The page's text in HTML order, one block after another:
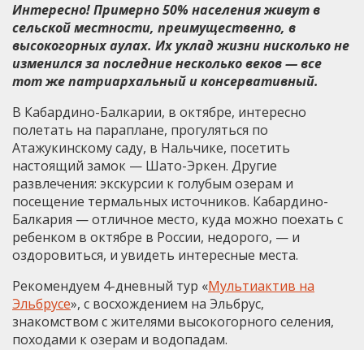
Интересно! Примерно 50% населения живут в
сельской местности, преимущественно, в
высокогорных аулах. Их уклад жизни нисколько не
изменился за последние несколько веков — все
тот же патриархальный и консервативный.
В Кабардино-Балкарии, в октябре, интересно
полетать на параплане, прогуляться по
Атажукинскому саду, в Нальчике, посетить
настоящий замок — Шато-Эркен. Другие
развлечения: экскурсии к голубым озерам и
посещение термальных источников. Кабардино-
Балкария — отличное место, куда можно поехать с
ребенком в октябре в России, недорого, — и
оздоровиться, и увидеть интересные места.
Рекомендуем 4-дневный тур «Мультиактив на
Эльбрусе», с восхождением на Эльбрус,
знакомством с жителями высокогорного селения,
походами к озерам и водопадам.